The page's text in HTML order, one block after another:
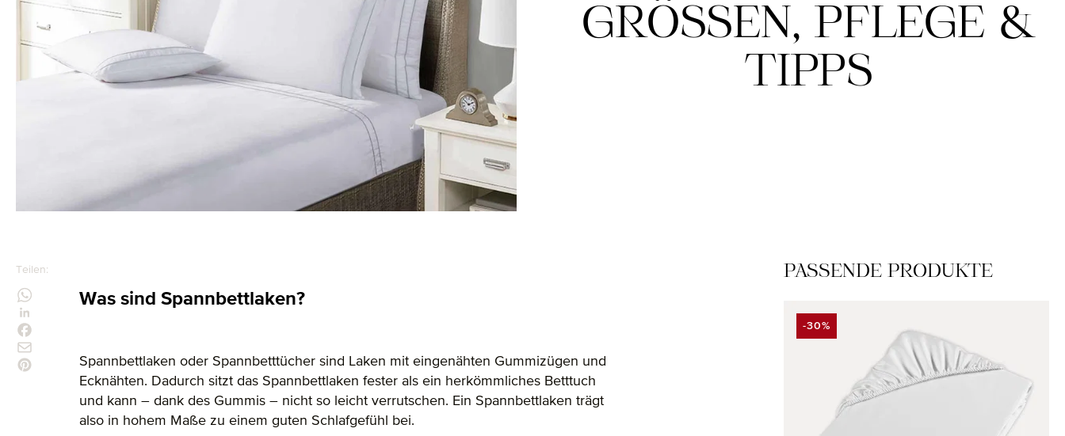
GRÖSSEN, PFLEGE & T
IPPS
Produktgalerie überspringen
PASSENDE PRODUKTE
RABATT
-30%
Teilen:
Was sind Spannbettlaken?
Spannbettlaken oder Spannbetttücher sind Laken mit eingenähten Gummizügen und
Ecknähten. Dadurch sitzt das Spannbettlaken fester als ein herkömmliches Betttuch
und kann – dank des Gummis – nicht so leicht verrutschen. Ein Spannbettlaken trägt
also in hohem Maße zu einem guten Schlafgefühl bei.